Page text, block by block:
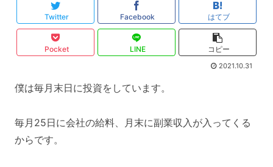
Twitter Facebook はてブ
Pocket LINE コピー
2021.10.31
僕は毎月末日に投資をしています。
毎月25日に会社の給料、月末に副業収入が入ってくる
からです。